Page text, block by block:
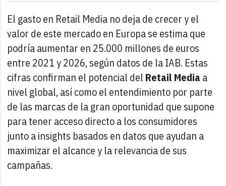
El gasto en Retail Media no deja de crecer y el
valor de este mercado en Europa se estima que
podría aumentar en 25.000 millones de euros
entre 2021 y 2026, según datos de la IAB. Estas
cifras confirman el potencial del Retail Media a
nivel global, así como el entendimiento por parte
de las marcas de la gran oportunidad que supone
para tener acceso directo a los consumidores
junto a insights basados en datos que ayudan a
maximizar el alcance y la relevancia de sus
campañas.